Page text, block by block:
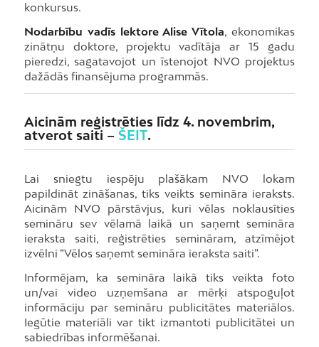
konkursus.
Nodarbību vadīs lektore Alise Vītola, ekonomikas
zinātņu doktore, projektu vadītāja ar 15 gadu
pieredzi, sagatavojot un īstenojot NVO projektus
dažādās finansējuma programmās.
Aicinām reģistrēties līdz 4. novembrim,
atverot saiti – ŠEIT.
Lai sniegtu iespēju plašākam NVO lokam
papildināt zināšanas, tiks veikts semināra ieraksts.
Aicinām NVO pārstāvjus, kuri vēlas noklausīties
semināru sev vēlamā laikā un saņemt semināra
ieraksta saiti, reģistrēties semināram, atzīmējot
izvēlni “Vēlos saņemt semināra ieraksta saiti”.
Informējam, ka semināra laikā tiks veikta foto
un/vai video uzņemšana ar mērķi atspoguļot
informāciju par semināru publicitātes materiālos.
Iegūtie materiāli var tikt izmantoti publicitātei un
sabiedrības informēšanai.